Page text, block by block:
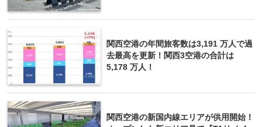
関西空港の年間旅客数は3,191 万人で過
去最高を更新！関西3空港の合計は
5,178 万人！
関西空港の新国内線エリアが供用開始！